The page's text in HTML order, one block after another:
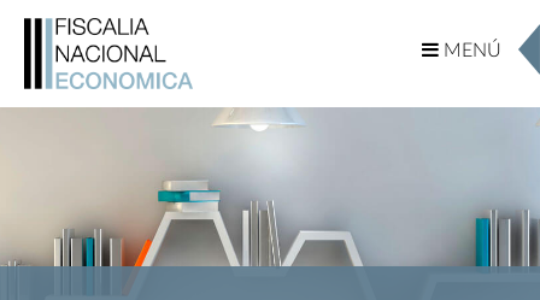
MENÚ
MENÚ